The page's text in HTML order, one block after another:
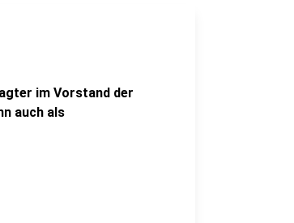
im Vorstand der
auch als